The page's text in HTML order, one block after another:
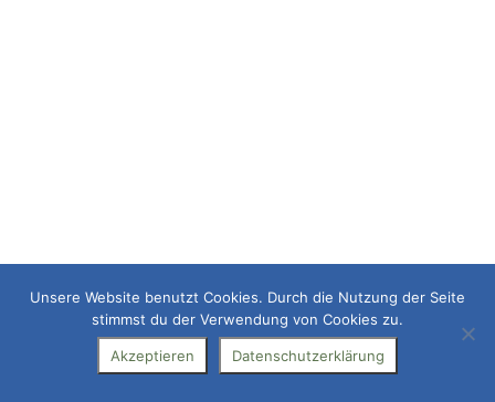
Unsere Website benutzt Cookies. Durch die Nutzung der Seite
stimmst du der Verwendung von Cookies zu.
Akzeptieren Datenschutzerklärung